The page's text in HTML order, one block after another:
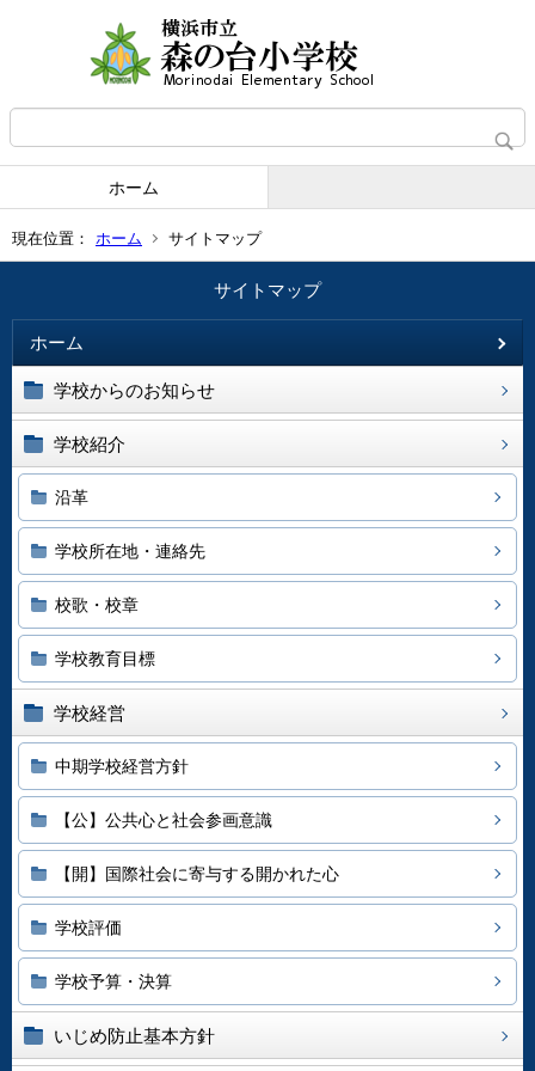
ホーム
現在位置： ホーム サイトマップ
サイトマップ
ホーム
学校からのお知らせ
学校紹介
沿革
学校所在地・連絡先
校歌・校章
学校教育目標
学校経営
中期学校経営方針
【公】公共心と社会参画意識
【開】国際社会に寄与する開かれた心
学校評価
学校予算・決算
いじめ防止基本方針